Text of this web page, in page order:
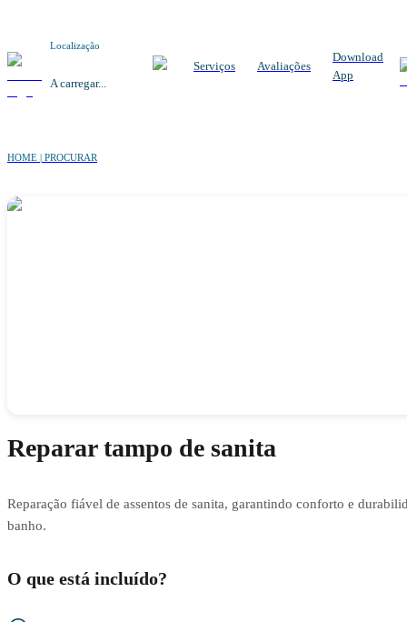
Localização
A carregar...
Serviços Avaliações
Download
App
HOME | PROCURAR
Reparar tampo de sanita
Reparação fiável de assentos de sanita, garantindo conforto e
banho.
O que está incluído?